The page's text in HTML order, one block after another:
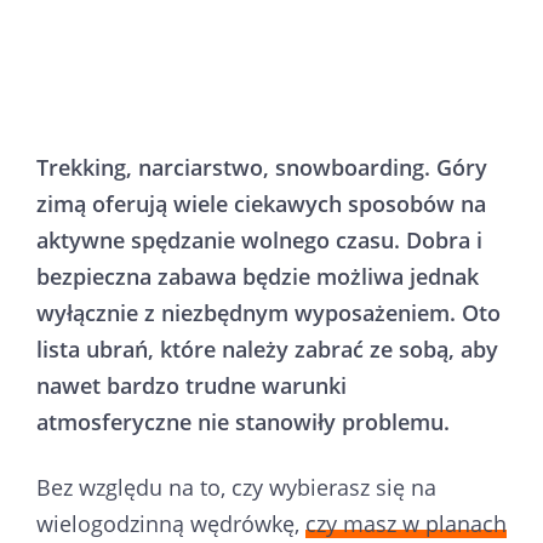
Trekking, narciarstwo, snowboarding. Góry
zimą oferują wiele ciekawych sposobów na
aktywne spędzanie wolnego czasu. Dobra i
bezpieczna zabawa będzie możliwa jednak
wyłącznie z niezbędnym wyposażeniem. Oto
lista ubrań, które należy zabrać ze sobą, aby
nawet bardzo trudne warunki
atmosferyczne nie stanowiły problemu.
Bez względu na to, czy wybierasz się na
wielogodzinną wędrówkę, czy masz w planach